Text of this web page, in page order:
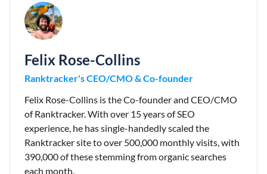
Felix Rose-Collins
Ranktracker's CEO/CMO & Co-founder
Felix Rose-Collins is the Co-founder and CEO/CMO
of Ranktracker. With over 15 years of SEO
experience, he has single-handedly scaled the
Ranktracker site to over 500,000 monthly visits, with
390,000 of these stemming from organic searches
each month.